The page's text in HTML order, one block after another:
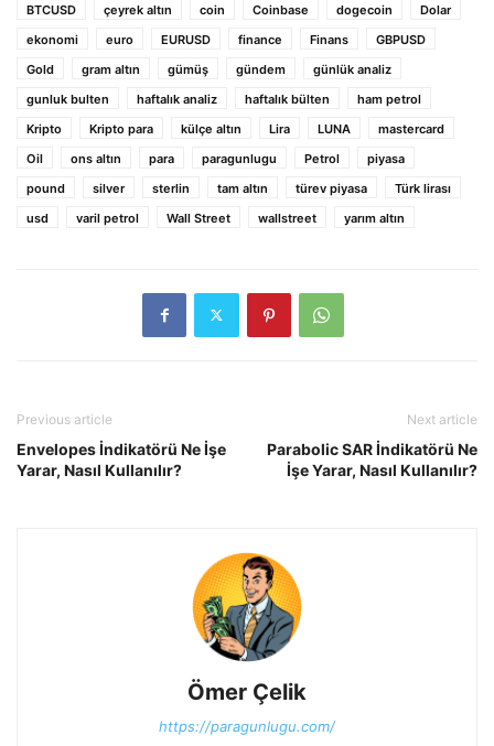
BTCUSD
çeyrek altın coin Coinbase dogecoin
Dolar
ekonomi
euro EURUSD finance Finans
GBPUSD
Gold
gram altın gümüş gündem
günlük analiz
gunluk bulten
haftalık analiz haftalık bülten
ham petrol
Kripto
Kripto para külçe altın Lira LUNA
mastercard
Oil
ons altın para paragunlugu Petrol
piyasa
pound
silver sterlin tam altın türev piyasa
Türk lirası
usd
varil petrol Wall Street wallstreet yarım altın
Previous article
Envelopes İndikatörü Ne İşe
Yarar, Nasıl Kullanılır?
Next article
Parabolic SAR İndikatörü Ne
İşe Yarar, Nasıl Kullanılır?
Ömer Çelik
https://paragunlugu.com/